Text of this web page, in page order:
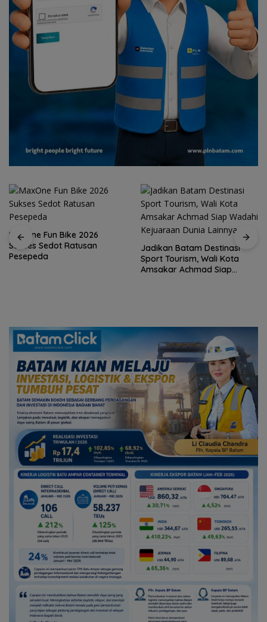
MaxOne Fun Bike 2026
Sukses Sedot Ratusan
Pesepeda
Jadikan Batam Destinasi
Sport Tourism, Wali Kota
Amsakar Achmad Siap